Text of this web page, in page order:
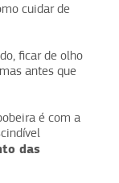
cuidar de
ficar de olho
antes que
é com a
das